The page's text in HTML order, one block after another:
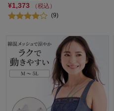
¥1,373
（税込）
(9)